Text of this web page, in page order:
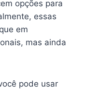
opções para
essas
em
mas ainda
pode usar